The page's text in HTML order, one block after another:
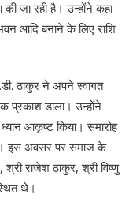
जा रही है। उन्होंने कहा
आदि बनाने के लिए राशि
ठाकुर ने अपने स्वागत
प्रकाश डाला। उन्होंने
आकृष्ट किया। समारोह
इस अवसर पर समाज के
श्री राजेश ठाकुर, श्री विष्णु
थे।